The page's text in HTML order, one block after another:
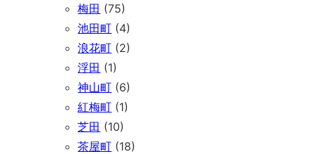
梅田 (75)
池田町 (4)
浪花町 (2)
浮田 (1)
神山町 (6)
紅梅町 (1)
芝田 (10)
茶屋町 (18)